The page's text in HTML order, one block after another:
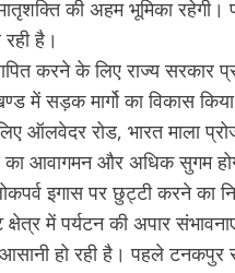
की अहम भूमिका रहेगी।
है।
करने के लिए राज्य सरकार
में सड़क मार्गो का विकास
ऑलवेदर रोड, भारत माला
आवागमन और अधिक सुगम
इगास पर छुट्टी करने का
में पर्यटन की अपार
हो रही है। पहले